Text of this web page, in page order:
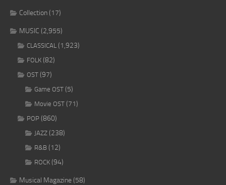
Collection(17)
MUSIC (2,955)
CLASSICAL (1,923)
FOLK (82)
OST (97)
Game OST (5)
Movie OST (71)
POP (860)
JAZZ (238)
R&B (12)
ROCK (94)
Musical Magazine(58)